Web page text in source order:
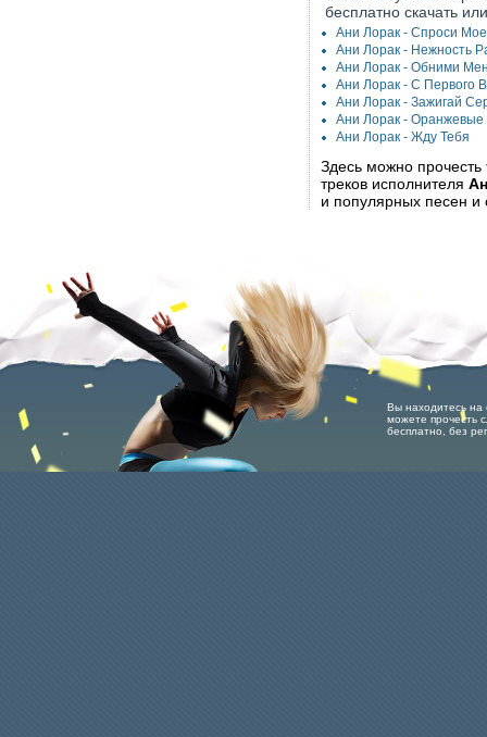
бесплатно скачать
Ани Лорак - Спроси
Ани Лорак - Нежность
Ани Лорак - Обними
Ани Лорак - С Первого
Ани Лорак - Зажигай
Ани Лорак -
Ани Лорак - Жду Тебя
Здесь можно прочесть
треков исполнителя
и популярных песен и
Вы находитесь на
можете прочесть
бесплатно, без